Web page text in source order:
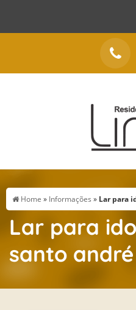
Home » Informações » Lar para
Lar para
santo andré